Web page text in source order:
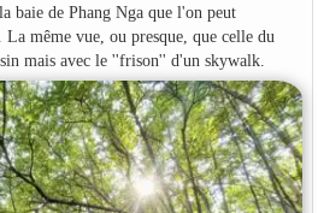
baie de Phang Nga que l'on peut
même vue, ou presque, que celle du
mais avec le ''frison'' d'un skywalk.